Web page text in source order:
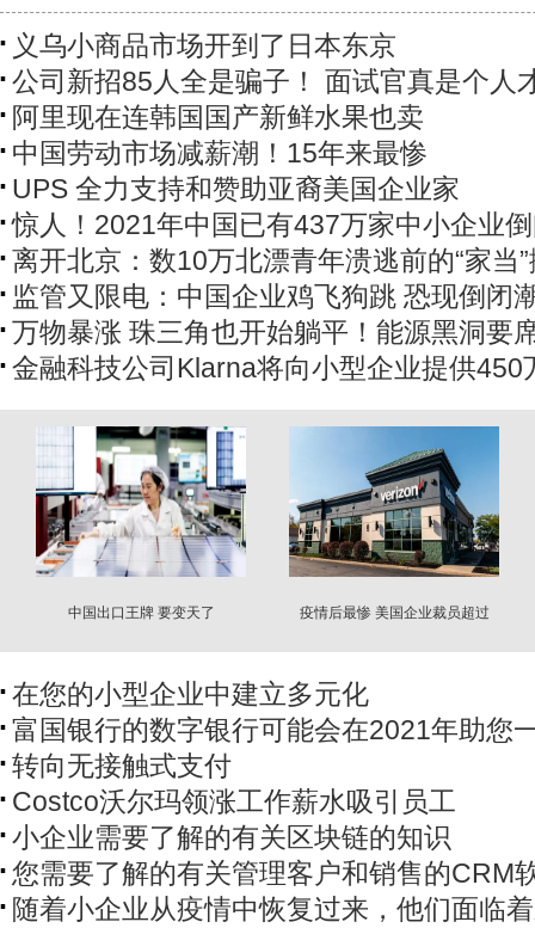
义乌小商品市场开到了日本东京
公司新招85人全是骗子！ 面试官真是个人
阿里现在连韩国国产新鲜水果也卖
中国劳动市场减薪潮！15年来最惨
UPS 全力支持和赞助亚裔美国企业家
惊人！2021年中国已有437万家中小企业
离开北京：数10万北漂青年溃逃前的“家当
监管又限电：中国企业鸡飞狗跳 恐现倒闭
万物暴涨 珠三角也开始躺平！能源黑洞要
金融科技公司Klarna将向小型企业提供450
中国出口王牌 要变天了
疫情后最惨 美国企业裁员超过
在您的小型企业中建立多元化
富国银行的数字银行可能会在2021年助您
转向无接触式支付
Costco沃尔玛领涨工作薪水吸引员工
小企业需要了解的有关区块链的知识
您需要了解的有关管理客户和销售的CRM
随着小企业从疫情中恢复过来，他们面临